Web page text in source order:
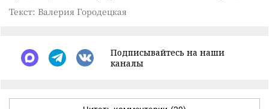
Текст: Валерия Городецкая
Подписывайтесь на наши
каналы